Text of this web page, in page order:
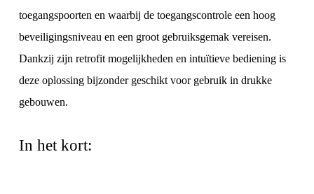
toegangspoorten en waarbij de toegangscontrole een hoog
beveiligingsniveau en een groot gebruiksgemak vereisen.
Dankzij zijn retrofit mogelijkheden en intuïtieve bediening is
deze oplossing bijzonder geschikt voor gebruik in drukke
gebouwen.
In het kort: